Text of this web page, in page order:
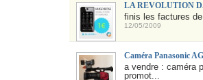
LA REVOLUTION
finis les factures
12/05/2009
Caméra Panasonic
a vendre : caméra
promot...